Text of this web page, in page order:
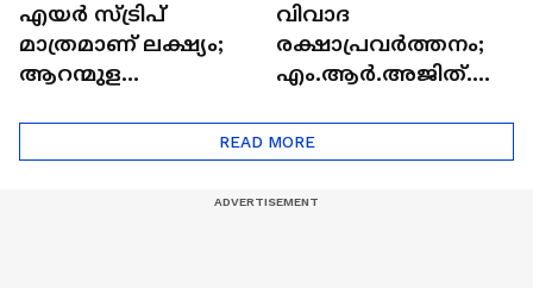
എയർ സ്ട്രിപ്
മാത്രമാണ് ലക്ഷ്യം;
ആറന്മുള
ഉപേക്ഷിച്ചെന്ന് ഭൂഉടമ
വിവാദ
രക്ഷാപ്രവർത്തനം;
എം.ആർ.അജിത്.കു
ഡിജിപി; നടപടിക്ക്
ശുപാർശ ചെയ്യും
READ MORE